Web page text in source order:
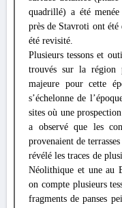
quadrillé) a été
près de Stavroti ont été
été revisité.
Plusieurs tessons et
trouvés sur la région
majeure pour cette
s’échelonne de
sites où une
a observé que les
provenaient de
révélé les traces de
Néolithique et une au
on compte plusieurs
fragments de panses